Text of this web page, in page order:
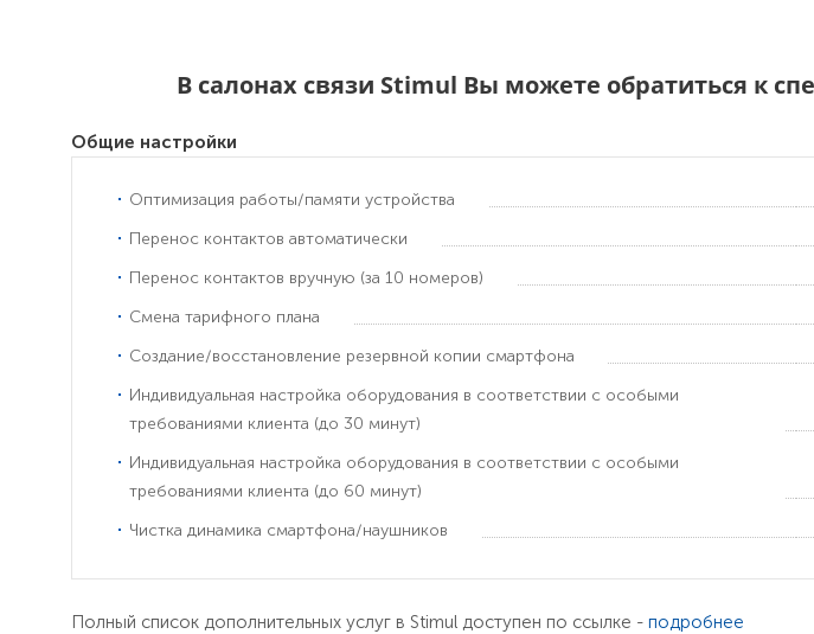
В салонах связи Stimul Вы можете обратиться к
Общие настройки
Оптимизация работы/памяти устройства
Перенос контактов автоматически
Перенос контактов вручную (за 10 номеров)
Смена тарифного плана
Создание/восстановление резервной копии смартфона
Индивидуальная настройка оборудования в соответствии с особыми
требованиями клиента (до 30 минут)
Индивидуальная настройка оборудования в соответствии с особыми
требованиями клиента (до 60 минут)
Чистка динамика смартфона/наушников
Полный список дополнительных услуг в Stimul доступен по ссылке - подробнее